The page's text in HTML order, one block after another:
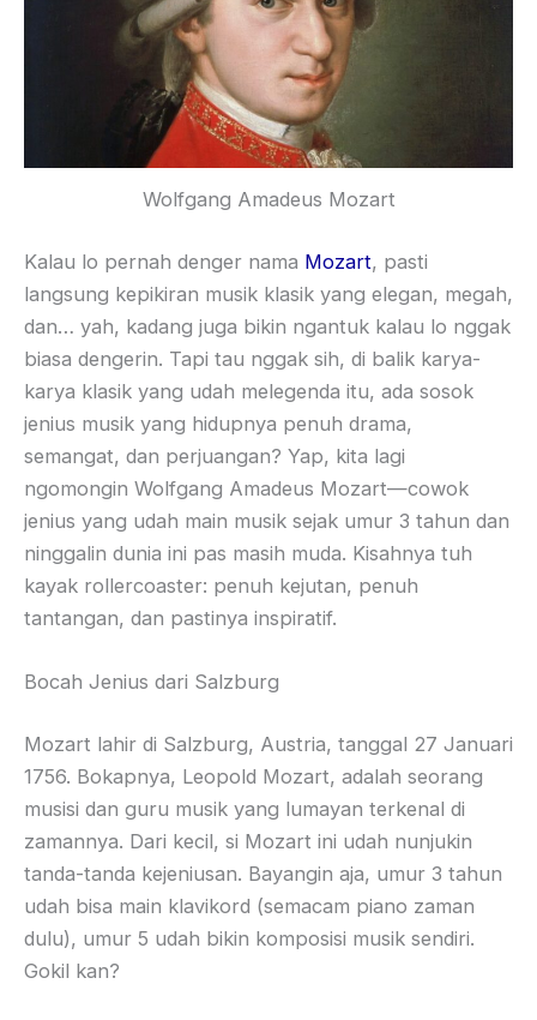
Wolfgang Amadeus Mozart
Kalau lo pernah denger nama Mozart, pasti
langsung kepikiran musik klasik yang elegan, megah,
dan… yah, kadang juga bikin ngantuk kalau lo nggak
biasa dengerin. Tapi tau nggak sih, di balik karya-
karya klasik yang udah melegenda itu, ada sosok
jenius musik yang hidupnya penuh drama,
semangat, dan perjuangan? Yap, kita lagi
ngomongin Wolfgang Amadeus Mozart—cowok
jenius yang udah main musik sejak umur 3 tahun dan
ninggalin dunia ini pas masih muda. Kisahnya tuh
kayak rollercoaster: penuh kejutan, penuh
tantangan, dan pastinya inspiratif.
Bocah Jenius dari Salzburg
Mozart lahir di Salzburg, Austria, tanggal 27 Januari
1756. Bokapnya, Leopold Mozart, adalah seorang
musisi dan guru musik yang lumayan terkenal di
zamannya. Dari kecil, si Mozart ini udah nunjukin
tanda-tanda kejeniusan. Bayangin aja, umur 3 tahun
udah bisa main klavikord (semacam piano zaman
dulu), umur 5 udah bikin komposisi musik sendiri.
Gokil kan?